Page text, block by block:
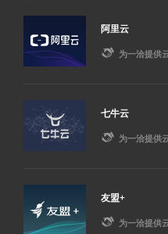
阿里云
 为一洽提供
七牛云
 为一洽提供
友盟+
 为一洽提供